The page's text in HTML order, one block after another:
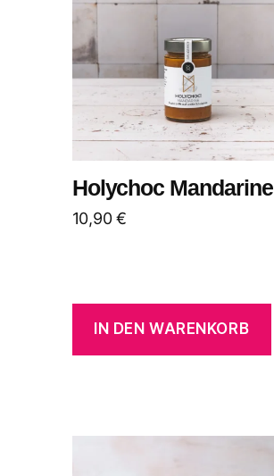
Holychoc Mandarine
10,90€
IN DEN WARENKORB